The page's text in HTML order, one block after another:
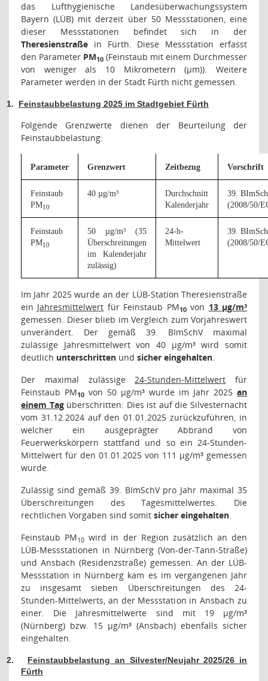
das Lufthygienische Landesüberwachungssystem
Bayern (LÜB) mit derzeit über 50 Messstationen, eine
dieser Messstationen befindet sich in der
Theresienstraße in Fürth. Diese Messstation erfasst
den Parameter PM10 (Feinstaub mit einem Durchmesser
von weniger als 10 Mikrometern (μm)). Weitere
Parameter werden in der Stadt Fürth nicht gemessen.
1. Feinstaubbelastung 2025 im Stadtgebiet Fürth
Folgende Grenzwerte dienen der Beurteilung der
Feinstaubbelastung:
Parameter Grenzwert Zeitbezug Vorschrift
Feinstaub
PM10
40 µg/m³
Durchschnitt
Kalenderjahr
39.
(2008/50/
Feinstaub
PM10
50 µg/m³ (35
Überschreitungen
im Kalenderjahr
zulässig)
24-h-
Mittelwert
39.
(2008/50/
Im Jahr 2025 wurde an der LÜB-Station Theresienstraße
ein Jahresmittelwert für Feinstaub PM10von 13 μg/m³
gemessen. Dieser blieb im Vergleich zum Vorjahreswert
unverändert. Der gemäß 39. BImSchV maximal
zulässige Jahresmittelwert von 40 µg/m³ wird somit
deutlich unterschritten und sicher eingehalten.
Der maximal zulässige24-Stunden-Mittelwert für
Feinstaub PM10 von 50 μg/m³ wurde im Jahr 2025 an
einem Tagüberschritten: Dies ist auf die Silvesternacht
vom 31.12.2024 auf den 01.01.2025 zurückzuführen, in
welcher ein ausgeprägter Abbrand von
Feuerwerkskörpern stattfand und so ein 24-Stunden-
Mittelwert für den 01.01.2025 von 111 µg/m³ gemessen
wurde.
Zulässig sind gemäß 39. BImSchV pro Jahr maximal 35
Überschreitungen des Tagesmittelwertes. Die
rechtlichen Vorgaben sind somit sicher eingehalten.
Feinstaub PM10 wird in der Region zusätzlich an den
LÜB-Messstationen in Nürnberg (Von-der-Tann-Straße)
und Ansbach (Residenzstraße) gemessen. An der LÜB-
Messstation in Nürnberg kam es im vergangenen Jahr
zu insgesamt sieben Überschreitungen des 24-
Stunden-Mittelwerts, an der Messstation in Ansbach zu
einer. Die Jahresmittelwerte sind mit 19 µg/m³
(Nürnberg) bzw. 15 µg/m³ (Ansbach) ebenfalls sicher
eingehalten.
2.
Feinstaubbelastung an Silvester/Neujahr 2025/26 in
Fürth